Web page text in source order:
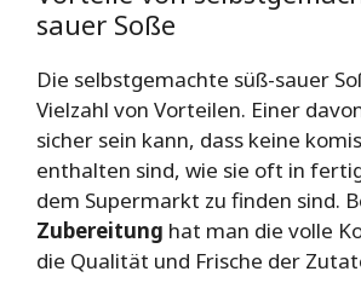
sauer Soße
Die selbstgemachte süß-sauer
Vielzahl von Vorteilen. Einer
sicher sein kann, dass keine
enthalten sind, wie sie oft in
dem Supermarkt zu finden sind.
Zubereitung hat man die volle
die Qualität und Frische der